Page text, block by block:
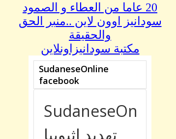
20 عاما من العطاء و الصمود
سودانيز اوون لاين ..منبر الحق
والحقيقة
مكتبة سودانيزاونلاين